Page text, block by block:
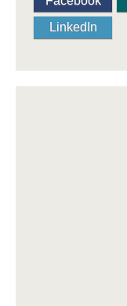
LinkedIn